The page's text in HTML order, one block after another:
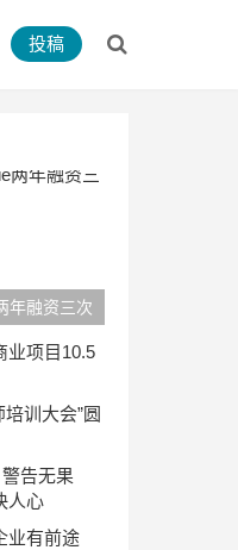
投稿
年融资三次
业项目10.5
训大会”圆
告无果
人心
业有前途